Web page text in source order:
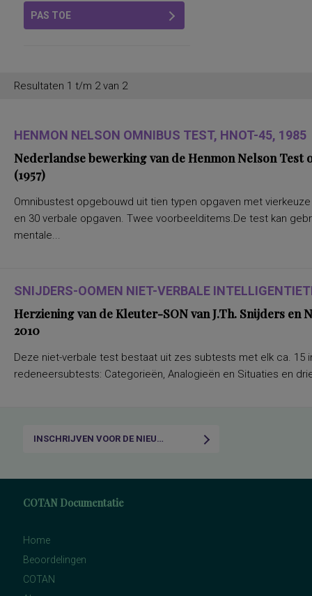
PAS TOE
Resultaten 1 t/m 2 van 2
HENMON NELSON OMNIBUS TEST, HNOT-45, 1985
Nederlandse bewerking van de Henmon Nelson
(1957)
Omnibustest opgebouwd uit tien typen opgaven met
en 30 verbale opgaven. Twee voorbeelditems.De test kan
mentale...
SNIJDERS-OOMEN NIET-VERBALE
Herziening van de Kleuter-SON van J.Th. Snijders en
2010
Deze niet-verbale test bestaat uit zes subtests met elk ca. 15
redeneersubtests: Categorieën, Analogieën en Situaties en
INSCHRIJVEN VOOR DE NIEUWSBRIEF
COTAN Documentatie
Home
Beoordelingen
COTAN